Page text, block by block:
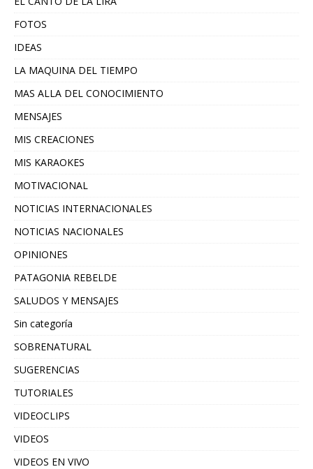
FOTOS
IDEAS
LA MAQUINA DEL TIEMPO
MAS ALLA DEL CONOCIMIENTO
MENSAJES
MIS CREACIONES
MIS KARAOKES
MOTIVACIONAL
NOTICIAS INTERNACIONALES
NOTICIAS NACIONALES
OPINIONES
PATAGONIA REBELDE
SALUDOS Y MENSAJES
Sin categoría
SOBRENATURAL
SUGERENCIAS
TUTORIALES
VIDEOCLIPS
VIDEOS
VIDEOS EN VIVO